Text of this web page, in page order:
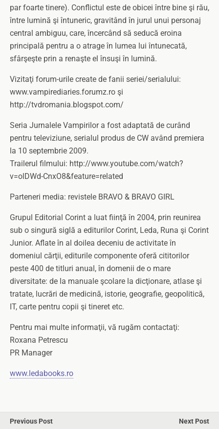
par foarte tinere). Conflictul este de obicei între bine şi rău,
între lumină şi întuneric, gravitând în jurul unui personaj
central ambiguu, care, încercând să seducă eroina
principală pentru a o atrage în lumea lui întunecată,
sfârşeşte prin a renaşte el însuşi în lumină.
Vizitaţi forum-urile create de fanii seriei/serialului:
www.vampirediaries.forumz.ro şi
http://tvdromania.blogspot.com/
Seria Jurnalele Vampirilor a fost adaptată de curând
pentru televiziune, serialul produs de CW având premiera
la 10 septembrie 2009.
Trailerul filmului: http://www.youtube.com/watch?
v=olDWd-CnxO8&feature=related
Parteneri media: revistele BRAVO & BRAVO GIRL
Grupul Editorial Corint a luat fiinţă în 2004, prin reunirea
sub o singură siglă a editurilor Corint, Leda, Runa şi Corint
Junior. Aflate în al doilea deceniu de activitate în
domeniul cărţii, editurile componente oferă cititorilor
peste 400 de titluri anual, în domenii de o mare
diversitate: de la manuale şcolare la dicţionare, atlase şi
tratate, lucrări de medicină, istorie, geografie, geopolitică,
IT, carte pentru copii şi tineret etc.
Pentru mai multe informaţii, vă rugăm contactaţi:
Roxana Petrescu
PR Manager
www.ledabooks.ro
Previous Post
Next Post